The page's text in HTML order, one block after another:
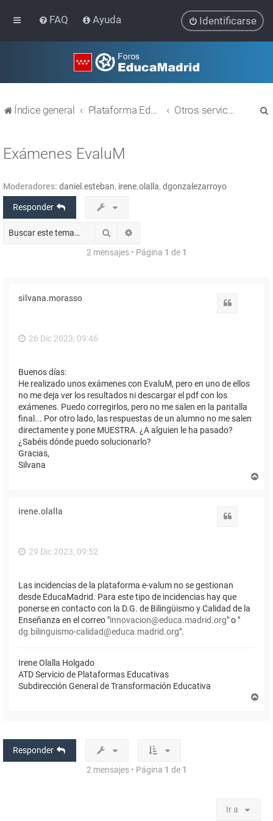
FAQ Ayuda Identificarse
Índice general Plataforma Educativa EducaMadrid Otros servicios
Exámenes EvaluM
Moderadores: daniel.esteban, irene.olalla, dgonzalezarroyo
Responder
Buscar
2 mensajes • Página 1 de 1
silvana.morasso
26 Dic 2023, 09:46
Buenos días:
He realizado unos exámenes con EvaluM, pero en uno de ellos
no me deja ver los resultados ni descargar el pdf con los
exámenes. Puedo corregirlos, pero no me salen en la pantalla
final... Por otro lado, las respuestas de un alumno no me salen
directamente y pone MUESTRA. ¿A alguien le ha pasado?
¿Sabéis dónde puedo solucionarlo?
Gracias,
Silvana
irene.olalla
29 Dic 2023, 09:52
Las incidencias de la plataforma e-valum no se gestionan
desde EducaMadrid. Para este tipo de incidencias hay que
ponerse en contacto con la D.G. de Bilingüismo y Calidad de la
Enseñanza en el correo "innovacion@educa.madrid.org" o "
dg.bilinguismo-calidad@educa.madrid.org".
Irene Olalla Holgado
ATD Servicio de Plataformas Educativas
Subdirección General de Transformación Educativa
Responder
2 mensajes • Página 1 de 1
Ir a